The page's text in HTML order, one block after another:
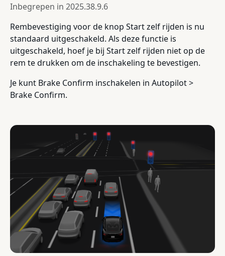
Inbegrepen in 2025.38.9.6
Rembevestiging voor de knop Start zelf rijden is nu
standaard uitgeschakeld. Als deze functie is
uitgeschakeld, hoef je bij Start zelf rijden niet op de
rem te drukken om de inschakeling te bevestigen.
Je kunt Brake Confirm inschakelen in Autopilot >
Brake Confirm.